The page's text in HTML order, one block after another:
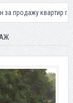
Экс-